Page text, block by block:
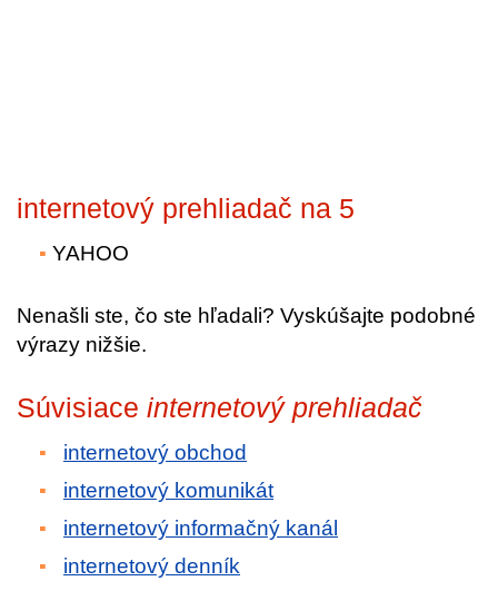
internetový prehliadač na 5
YAHOO
Nenašli ste, čo ste hľadali? Vyskúšajte podobné
výrazy nižšie.
Súvisiace internetový prehliadač
internetový obchod
internetový komunikát
internetový informačný kanál
internetový denník